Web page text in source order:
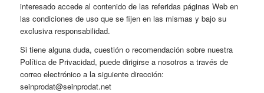
interesado accede al contenido de las referidas páginas Web en
las condiciones de uso que se fijen en las mismas y bajo su
exclusiva responsabilidad.
Si tiene alguna duda, cuestión o recomendación sobre nuestra
Política de Privacidad, puede dirigirse a nosotros a través de
correo electrónico a la siguiente dirección:
seinprodat@seinprodat.net